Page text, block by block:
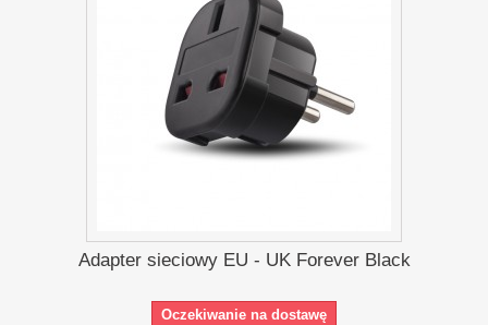
Adapter sieciowy EU - UK Forever Black
Oczekiwanie na dostawę